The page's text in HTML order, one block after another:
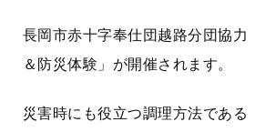
長岡市赤十字奉仕団越路分団協力
＆防災体験」が開催されます。
災害時にも役立つ調理方法である